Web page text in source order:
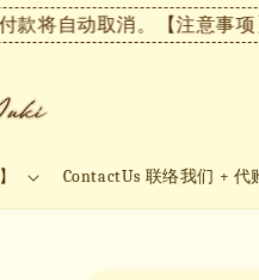
将自动取消。【注意事项】
ContactUs 联络我们 + 代